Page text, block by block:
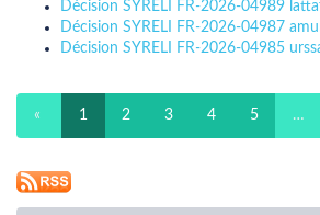
Décision SYRELI FR-2026-04989
Décision SYRELI FR-2026-04987
Décision SYRELI FR-2026-04985
« 1 2 3 4 5 …